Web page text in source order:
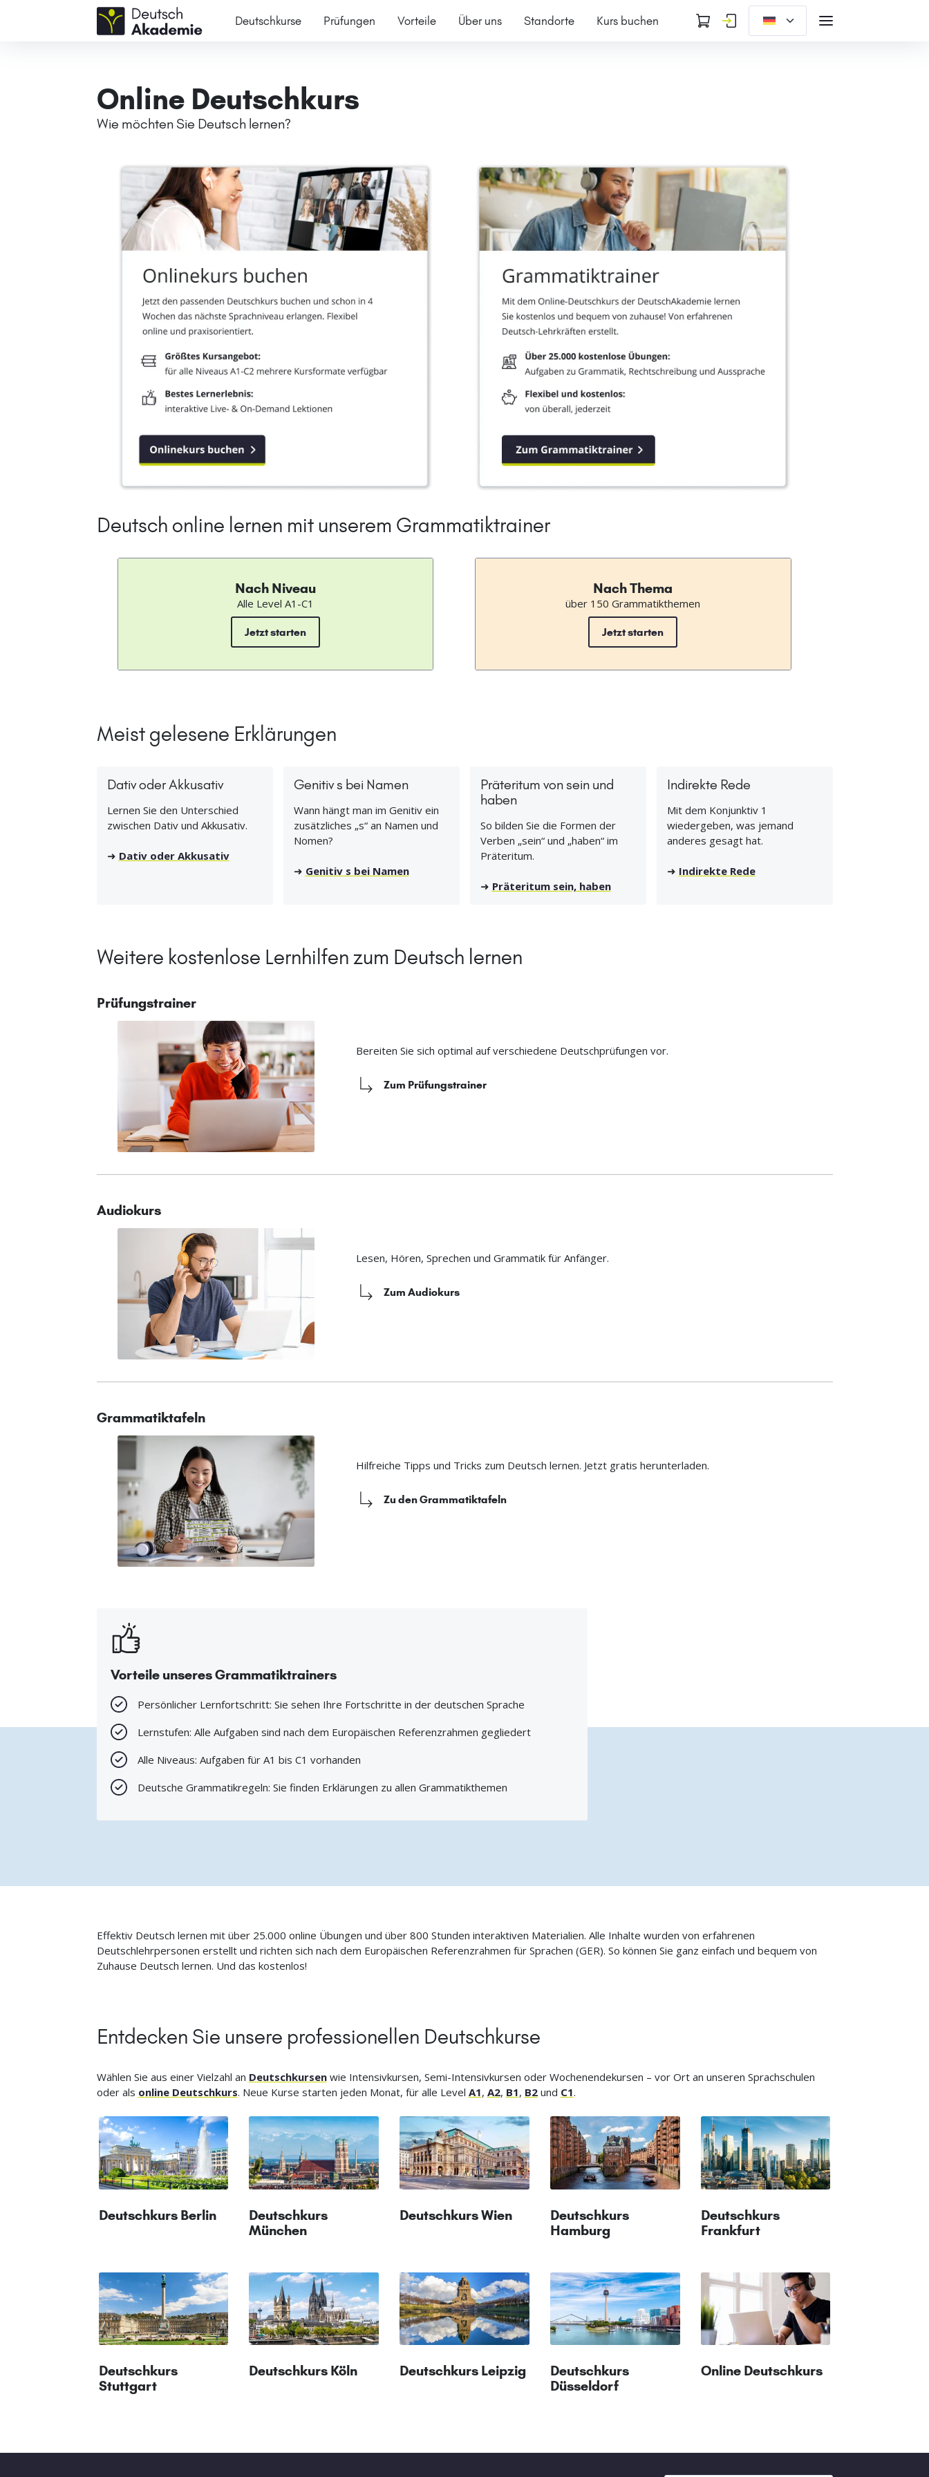
Deutschkurse Prüfungen Vorteile Über uns Standorte Kurs buchen
Online Deutschkurs
Wie möchten Sie Deutsch lernen?
Deutsch online lernen mit unserem Grammatiktrainer
Nach Niveau
Alle Level A1-C1
Jetzt starten
Nach Thema
über 150 Grammatikthemen
Jetzt starten
Meist gelesene Erklärungen
Dativ oder Akkusativ
Lernen Sie den Unterschied
zwischen Dativ und Akkusativ.
➜ Dativ oder Akkusativ
Genitiv s bei Namen
Wann hängt man im Genitiv ein
zusätzliches „s“ an Namen und
Nomen?
➜ Genitiv s bei Namen
Präteritum von sein und
haben
So bilden Sie die Formen der
Verben „sein“ und „haben“ im
Präteritum.
➜ Präteritum sein, haben
Indirekte Rede
Mit dem Konjunktiv 1
wiedergeben, was jemand
anderes gesagt hat.
➜ Indirekte Rede
Weitere kostenlose Lernhilfen zum Deutsch lernen
Prüfungstrainer
Bereiten Sie sich optimal auf verschiedene Deutschprüfungen vor.
Zum Prüfungstrainer
Audiokurs
Lesen, Hören, Sprechen und Grammatik für Anfänger.
Zum Audiokurs
Grammatiktafeln
Hilfreiche Tipps und Tricks zum Deutsch lernen. Jetzt gratis herunterladen.
Zu den Grammatiktafeln
Vorteile unseres Grammatiktrainers
Persönlicher Lernfortschritt: Sie sehen Ihre Fortschritte in der deutschen Sprache
Lernstufen: Alle Aufgaben sind nach dem Europäischen Referenzrahmen gegliedert
Alle Niveaus: Aufgaben für A1 bis C1 vorhanden
Deutsche Grammatikregeln: Sie finden Erklärungen zu allen Grammatikthemen
Effektiv Deutsch lernen mit über 25.000 online Übungen und über 800 Stunden interaktiven Materialien. Alle Inhalte wurden von erfahrenen
Deutschlehrpersonen erstellt und richten sich nach dem Europäischen Referenzrahmen für Sprachen (GER). So können Sie ganz einfach und bequem von
Zuhause Deutsch lernen. Und das kostenlos!
Entdecken Sie unsere professionellen Deutschkurse
Wählen Sie aus einer Vielzahl an Deutschkursenwie Intensivkursen, Semi-Intensivkursen oder Wochenendekursen – vor Ort an unseren Sprachschulen
oder als online Deutschkurs. Neue Kurse starten jeden Monat, für alle Level A1, A2, B1, B2und C1.
Deutschkurs Berlin
Deutschkurs
München
Deutschkurs Wien
Deutschkurs
Hamburg
Deutschkurs
Frankfurt
Deutschkurs
Stuttgart
Deutschkurs Köln Deutschkurs Leipzig
Deutschkurs
Düsseldorf
Online Deutschkurs